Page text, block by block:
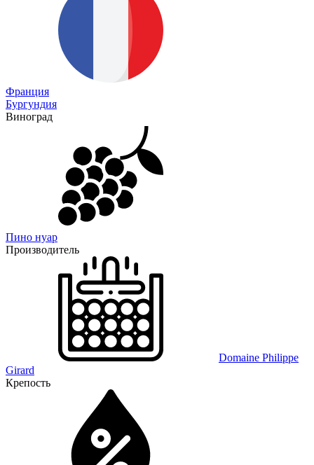
Франция
Бургундия
Виноград
Пино нуар
Производитель
Domaine Philippe
Girard
Крепость